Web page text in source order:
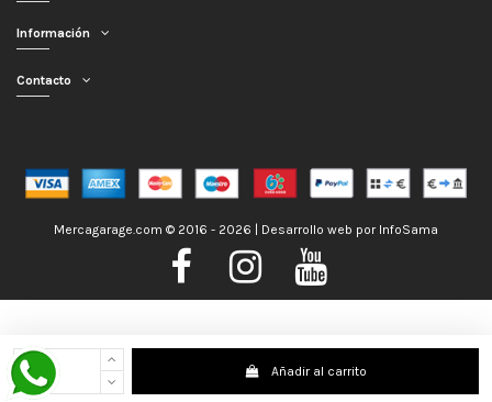
Nos encontramos de Vacaciones, no obstante los pedidos hechos se
despacharán con normalidad; usted puede hacer su pedido y le será enviado en
la mayor brevedad posible. Saludos.
Añadir al carrito
Información
Contacto
Mercagarage.com © 2016 - 2026 | Desarrollo web por InfoSama